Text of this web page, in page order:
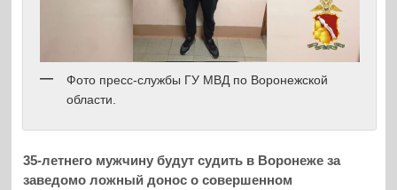
Фото пресс-службы ГУ МВД по Воронежской
области.
35-летнего мужчину будут судить в Воронеже за
заведомо ложный донос о совершенном